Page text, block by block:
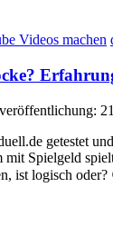
Videos machen
getestet
mit Spielgeld
ist logisch